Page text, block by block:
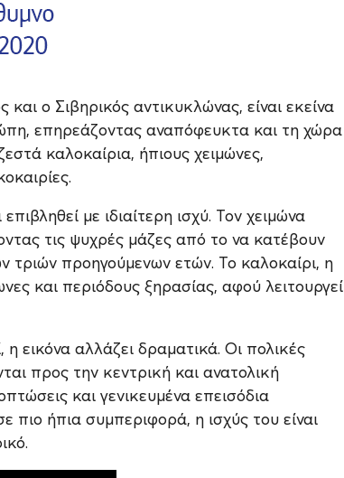
ο Σιβηρικός αντικυκλώνας, είναι εκείνα
επηρεάζοντας αναπόφευκτα και τη χώρα
καλοκαίρια, ήπιους χειμώνες,
με ιδιαίτερη ισχύ. Τον χειμώνα
τις ψυχρές μάζες από το να κατέβουν
τριών προηγούμενων ετών. Το καλοκαίρι, η
και περιόδους ξηρασίας, αφού λειτουργεί
η εικόνα αλλάζει δραματικά. Οι πολικές
προς την κεντρική και ανατολική
και γενικευμένα επεισόδια
πιο ήπια συμπεριφορά, η ισχύς του είναι